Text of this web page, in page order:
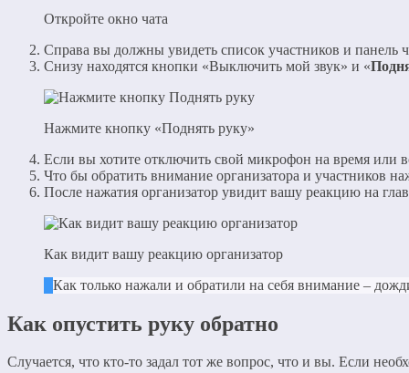
Откройте окно чата
Справа вы должны увидеть список участников и панель
Снизу находятся кнопки «Выключить мой звук» и «
Нажмите кнопку «Поднять руку»
Если вы хотите отключить свой микрофон на время или
Что бы обратить внимание организатора и участников
После нажатия организатор увидит вашу реакцию на
Как видит вашу реакцию организатор
Как только нажали и обратили на себя внимание –
Как опустить руку обратно
Случается, что кто-то задал тот же вопрос, что и вы. Если